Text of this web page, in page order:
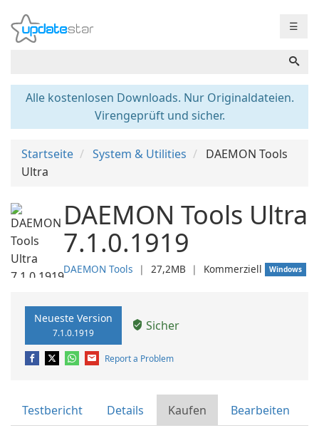
☰
Alle kostenlosen Downloads. Nur Originaldateien.
Virengeprüft und sicher.
Startseite System & Utilities
DAEMON Tools
Ultra
DAEMON Tools Ultra
7.1.0.1919
DAEMON Tools ❘ 27,2MB ❘ Kommerziell Windows
Neueste Version
7.1.0.1919 Sicher
Report a Problem
Testbericht Details Kaufen Bearbeiten